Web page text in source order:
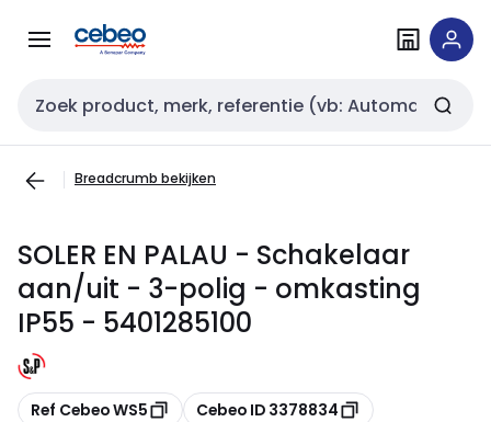
naar
naar
Zoekveld invoer
Breadcrumb bekijken
SOLER EN PALAU - Schakelaar
aan/uit - 3-polig - omkasting
IP55 - 5401285100
Kopiëren
Ref Cebeo WS5 Kopiëren
Cebeo ID 3378834